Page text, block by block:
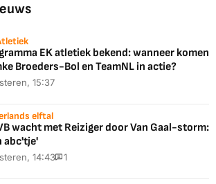
EK atletiek bekend: wanneer komen
Broeders-Bol en TeamNL in actie?
15:37
elftal
wacht met Reiziger door Van Gaal-storm:
abc'tje'
14:43 1